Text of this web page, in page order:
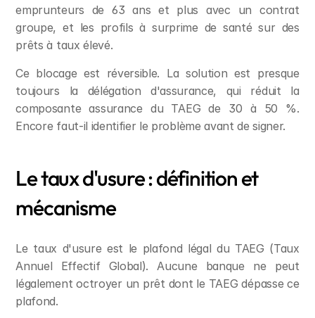
emprunteurs de 63 ans et plus avec un contrat
groupe, et les profils à surprime de santé sur des
prêts à taux élevé.
Ce blocage est réversible. La solution est presque
toujours la délégation d'assurance, qui réduit la
composante assurance du TAEG de 30 à 50 %.
Encore faut-il identifier le problème avant de signer.
Le taux d'usure : définition et
mécanisme
Le taux d'usure est le plafond légal du TAEG (Taux
Annuel Effectif Global). Aucune banque ne peut
légalement octroyer un prêt dont le TAEG dépasse ce
plafond.